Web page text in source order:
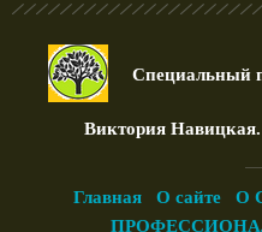
Специальный
Виктория Навицкая
Главная О сайте О